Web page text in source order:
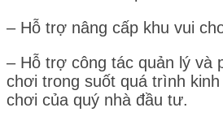
– Hỗ trợ nâng cấp khu vui
– Hỗ trợ công tác quản lý và
chơi trong suốt quá trình
chơi của quý nhà đầu tư.